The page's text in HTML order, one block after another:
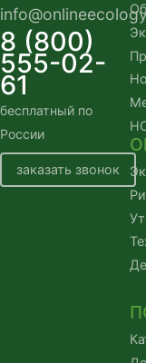
8 (800)
555-02-
61
бесплатный по
России
заказать звонок